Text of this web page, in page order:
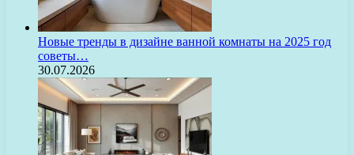
Новые тренды в дизайне ванной комнаты на 2025 год
советы…
30.07.2026